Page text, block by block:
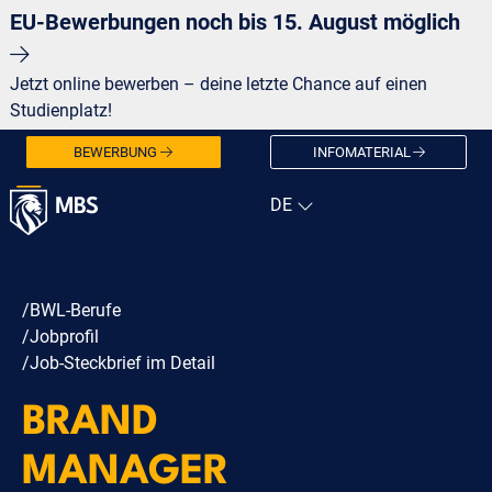
EU-Bewerbungen noch bis 15. August möglich
Jetzt online bewerben – deine letzte Chance auf einen
Studienplatz!
BEWERBUNG INFOMATERIAL
/BWL-Berufe
/Jobprofil
/Job-Steckbrief im Detail
BRAND
MANAGER